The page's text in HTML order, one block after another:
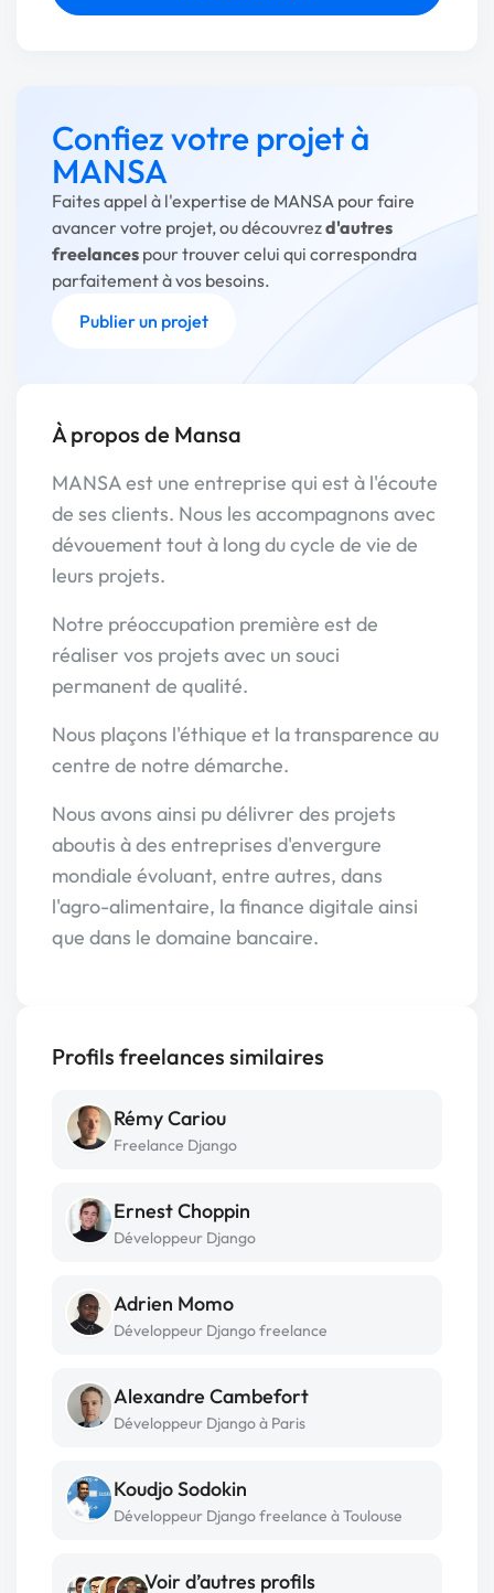
Confiez votre projet à
MANSA
Faites appel à l'expertise de MANSA pour faire
avancer votre projet, ou découvrezd'autres
freelances pour trouver celui qui correspondra
parfaitement à vos besoins.
Publier un projet
À propos de Mansa
MANSA est une entreprise qui est à l'écoute
de ses clients. Nous les accompagnons avec
dévouement tout à long du cycle de vie de
leurs projets.
Notre préoccupation première est de
réaliser vos projets avec un souci
permanent de qualité.
Nous plaçons l'éthique et la transparence au
centre de notre démarche.
Nous avons ainsi pu délivrer des projets
aboutis à des entreprises d'envergure
mondiale évoluant, entre autres, dans
l'agro-alimentaire, la finance digitale ainsi
que dans le domaine bancaire.
Profils freelances similaires
Rémy Cariou
Freelance Django
Ernest Choppin
Développeur Django
Adrien Momo
Développeur Django freelance
Alexandre Cambefort
Développeur Django à Paris
Koudjo Sodokin
Développeur Django freelance à Toulouse
Voir d’autres profils